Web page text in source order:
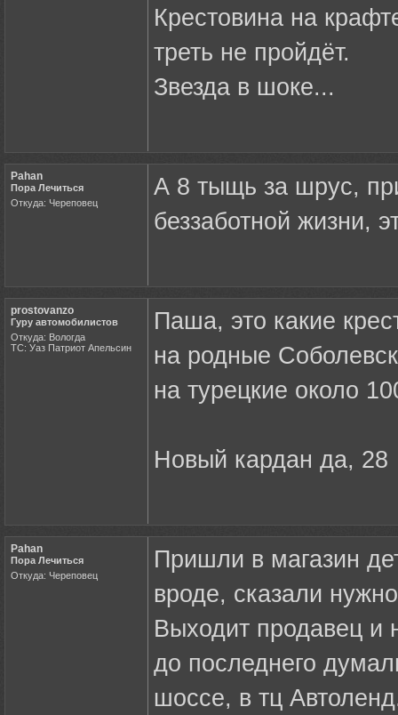
Крестовина на
треть не пройдёт.
Звезда в шоке...
Pahan
Пора Лечиться
Откуда: Череповец
А 8 тыщь за шрус,
беззаботной жизни,
prostovanzo
Гуру автомобилистов
Откуда: Вологда
ТС: Уаз Патриот Апельсин
Паша, это какие
на родные
на турецкие около
Новый кардан да, 28
Pahan
Пора Лечиться
Откуда: Череповец
Пришли в магазин
вроде, сказали
Выходит продавец
до последнего
шоссе, в тц